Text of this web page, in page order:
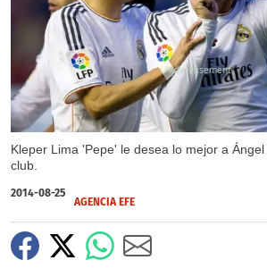
Kleper Lima 'Pepe' le desea lo mejor a
club.
2014-08-25
AGENCIA EFE